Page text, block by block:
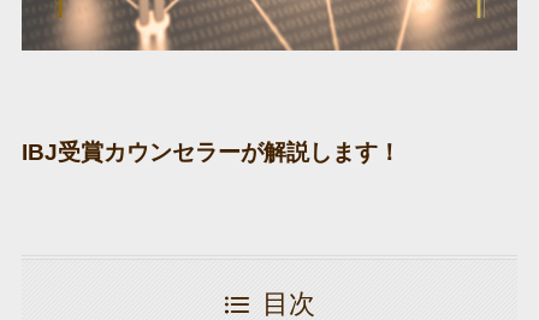
IBJ受賞カウンセラーが解説します！
目次